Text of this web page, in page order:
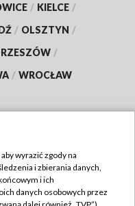
/ KIELCE /
/ OLSZTYN /
RZESZÓW /
/ WROCŁAW
wyrazić zgody na
i zbierania danych,
i ich
danych osobowych przez